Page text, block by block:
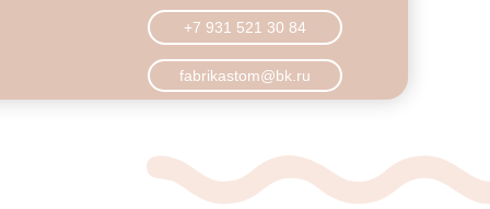
+7 931 521 30 84
fabrikastom@bk.ru